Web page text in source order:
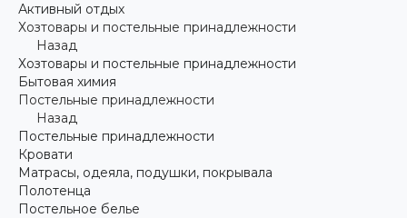
Активный отдых
Хозтовары и постельные принадлежности
Назад
Хозтовары и постельные принадлежности
Бытовая химия
Постельные принадлежности
Назад
Постельные принадлежности
Кровати
Матрасы, одеяла, подушки, покрывала
Полотенца
Постельное белье